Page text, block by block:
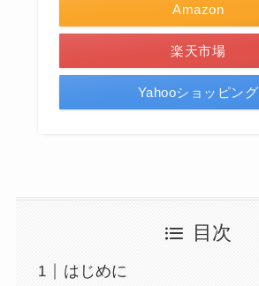
Amazon
楽天市場
Yahooショッピング
目次
はじめに